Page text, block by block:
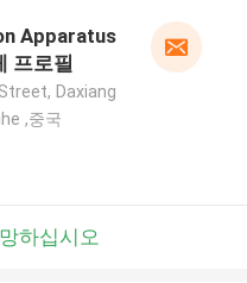
Apparatus
프로필
Daxiang
,중국
하십시오